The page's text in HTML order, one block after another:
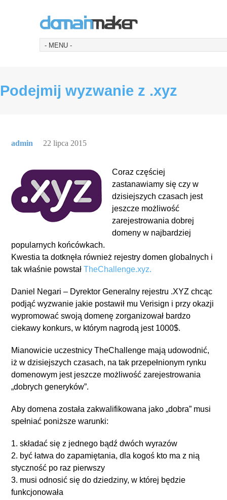
Podejmij wyzwanie z .xyz
admin 22 lipca 2015
Coraz częściej
zastanawiamy się czy w
dzisiejszych czasach jest
jeszcze możliwość
zarejestrowania dobrej
domeny w najbardziej
popularnych końcówkach.
Kwestia ta dotknęła również rejestry domen globalnych i
tak właśnie powstałTheChallenge.xyz.
Daniel Negari – Dyrektor Generalny rejestru .XYZ chcąc
podjąć wyzwanie jakie postawił mu Verisign i przy okazji
wypromować swoją domenę zorganizował bardzo
ciekawy konkurs, w którym nagrodą jest 1000$.
Mianowicie uczestnicy TheChallenge mają udowodnić,
iż w dzisiejszych czasach, na tak przepełnionym rynku
domenowym jest jeszcze możliwość zarejestrowania
„dobrych generyków”.
Aby domena została zakwalifikowana jako „dobra” musi
spełniać poniższe warunki:
1. składać się z jednego bądź dwóch wyrazów
2. być łatwa do zapamiętania, dla kogoś kto ma z nią
styczność po raz pierwszy
3. musi odnosić się do dziedziny, w której będzie
funkcjonowała